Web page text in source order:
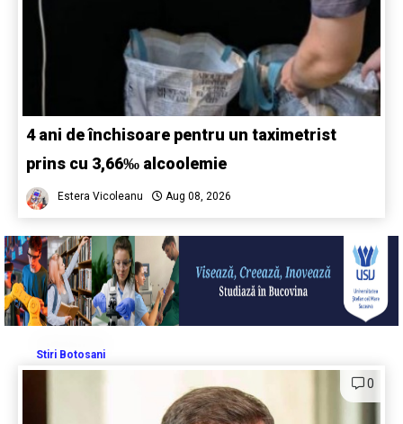
4 ani de închisoare pentru un taximetrist
prins cu 3,66‰ alcoolemie
Estera Vicoleanu Aug 08, 2026
Stiri Botosani
0